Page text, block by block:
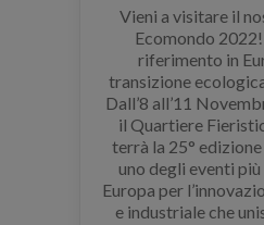
Vieni a visitare il
Ecomondo 2022!
riferimento in
transizione
Dall’8 all’11
il Quartiere
terrà la 25°
uno degli eventi
Europa per
e industriale che